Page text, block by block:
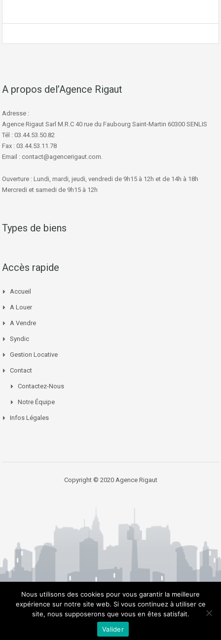
A propos del’Agence Rigaut
Adresse :
Agence Rigaut Sarl M.R.C 40 rue du Faubourg Saint-Martin 60300 SENLIS
Tél : 03.44.53.50.82
Fax : 03.44.53.11.78
Email : contact@agencerigaut.com.
Ouverture : Lundi, mardi, jeudi, vendredi de 9h15 à 12h et de 14h à 18h
Mercredi et samedi de 9h15 à 12h
Types de biens
Accès rapide
Accueil
A Louer
A Vendre
Syndic
Gestion Locative
Contact
Contactez-Nous
Notre Équipe
Infos Légales
Copyright © 2020 Agence Rigaut
Nous utilisons des cookies pour vous garantir la meilleure
expérience sur notre site web. Si vous continuez à utiliser ce
site, nous supposerons que vous en êtes satisfait.
Valider